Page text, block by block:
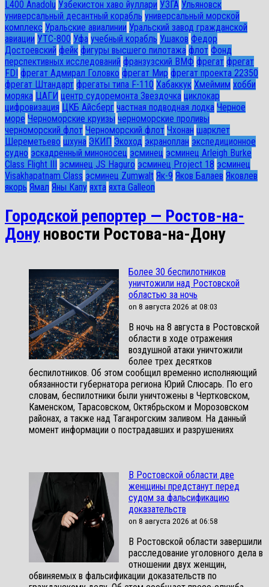
L400 Anadolu Узбекистон хаво йуллари УЗГА Ульяновск
универсальный десантный корабль универсальный морской
комплекс Уральские авиалинии Уральский завод гражданской
авиации УТС-800 Уфа учебный корабль Ушаков Федор
Достоевский фейк фигуры высшего пилотажа флот Фонд
перспективных исследований франзузский ВМФ фрегат фрегат
FDI фрегат Адмирал Головко фрегат Мир фрегат проекта 22350
фрегат Штандарт фрегаты типа F-110 Хабаккук Хмеймим хобби
моряка ЦАГИ центр судоремонта Звездочка циклокар
цифровизация ЦКБ Айсберг частная подводная лодка Черное
море Черноморские круизы черноморские проливы
черноморский флот Черноморский флот Чхонан шарклет
Шереметьево шхуна ЭКИП Экоход экраноплан экспедиционное
судно эскадренный миноносец эсминец эсминец Arleigh Burke
Class Flight III
эсминец JS Haguro эсминец Project 18 эсминец
Visakhapatnam Class эсминец Zumwalt Як-9 Яков Балаев Яковлев
якорь Ямал Яны Капу яхта яхта Galleon
Городской репортер — Ростов-на-
Дону новости Ростова-на-Дону
Более 30 беспилотников
уничтожили над Ростовской
областью за ночь
on 8 августа 2026 at 08:03
В ночь на 8 августа в Ростовской
области в ходе отражения
воздушной атаки уничтожили
более трех десятков
беспилотников. Об этом сообщил временно исполняющий
обязанности губернатора региона Юрий Слюсарь. По его
словам, беспилотники были уничтожены в Чертковском,
Каменском, Тарасовском, Октябрьском и Морозовском
районах, а также над Таганрогским заливом. На данный
момент информации о пострадавших и разрушениях
В Ростовской области две
женщины предстанут перед
судом за фальсификацию
доказательств
on 8 августа 2026 at 06:58
В Ростовской области завершили
расследование уголовного дела в
отношении двух женщин,
обвиняемых в фальсификации доказательств по